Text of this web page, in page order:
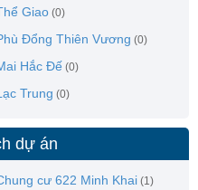
Giao (0)
Đổng Thiên Vương (0)
Hắc Đế (0)
Trung (0)
dự án
cư 622 Minh Khai (1)